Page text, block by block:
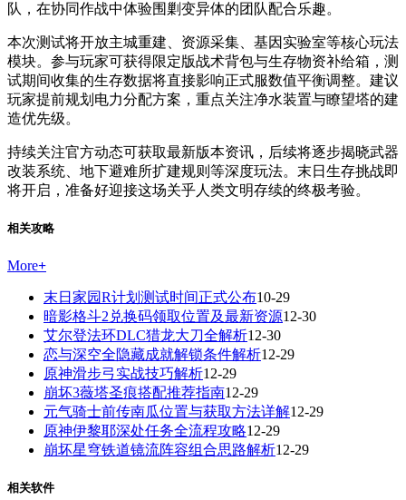
队，在协同作战中体验围剿变异体的团队配合乐趣。
本次测试将开放主城重建、资源采集、基因实验室等核心玩法
模块。参与玩家可获得限定版战术背包与生存物资补给箱，测
试期间收集的生存数据将直接影响正式服数值平衡调整。建议
玩家提前规划电力分配方案，重点关注净水装置与瞭望塔的建
造优先级。
持续关注官方动态可获取最新版本资讯，后续将逐步揭晓武器
改装系统、地下避难所扩建规则等深度玩法。末日生存挑战即
将开启，准备好迎接这场关乎人类文明存续的终极考验。
相关攻略
More+
末日家园R计划测试时间正式公布10-29
暗影格斗2兑换码领取位置及最新资源12-30
艾尔登法环DLC猎龙大刀全解析12-30
恋与深空全隐藏成就解锁条件解析12-29
原神滑步弓实战技巧解析12-29
崩坏3薇塔圣痕搭配推荐指南12-29
元气骑士前传南瓜位置与获取方法详解12-29
原神伊黎耶深处任务全流程攻略12-29
崩坏星穹铁道镜流阵容组合思路解析12-29
相关软件